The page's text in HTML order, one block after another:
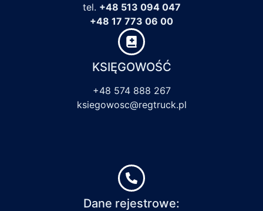
tel. +48 513 094 047
+48 17 773 06 00
KSIĘGOWOŚĆ
+48 574 888 267
ksiegowosc@regtruck.pl
Dane rejestrowe: